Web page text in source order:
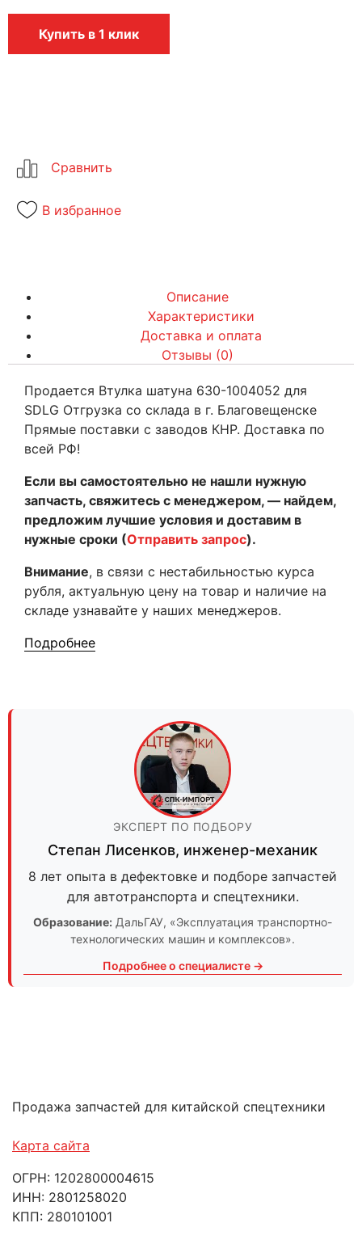
Купить в 1 клик
В избранное
Описание
Характеристики
Доставка и оплата
Отзывы (0)
Продается Втулка шатуна 630-1004052 для
SDLG Отгрузка со склада в г. Благовещенске
Прямые поставки с заводов КНР. Доставка по
всей РФ!
Если вы самостоятельно не нашли нужную
запчасть, свяжитесь с менеджером, — найдем,
предложим лучшие условия и доставим в
нужные сроки (Отправить запрос).
Внимание, в связи с нестабильностью курса
рубля, актуальную цену на товар и наличие на
складе узнавайте у наших менеджеров.
Подробнее
ЭКСПЕРТ ПО ПОДБОРУ
Степан Лисенков, инженер-механик
8 лет опыта в дефектовке и подборе запчастей
для автотранспорта и спецтехники.
Образование: ДальГАУ, «Эксплуатация транспортно-
технологических машин и комплексов».
Подробнее о специалисте →
Продажа запчастей для китайской спецтехники
Карта сайта
ОГРН: 1202800004615
ИНН: 2801258020
КПП: 280101001